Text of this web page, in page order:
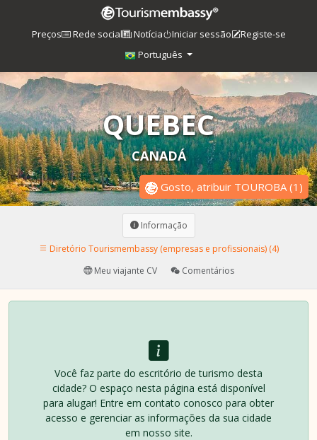
Preços Rede social Notícia Iniciar sessão
Registe-se
Português
QUEBEC
CANADÁ
Gosto, atribuir TOUROBA(1 )
Informação
Diretório Tourismembassy (empresas e profissionais) (4)
Meu viajante CV
Comentários
Você faz parte do escritório de turismo desta
cidade? O espaço nesta página está disponível
para alugar! Entre em contato conosco para obter
acesso e gerenciar as informações da sua cidade
em nosso site.